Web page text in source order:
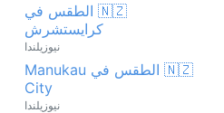
🇳🇿 الطقس في
كرايستشرش
نيوزيلندا
🇳🇿 الطقس في Manukau
City
نيوزيلندا